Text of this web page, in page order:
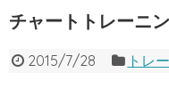
チャートトレーニ
2015/7/28 トレ